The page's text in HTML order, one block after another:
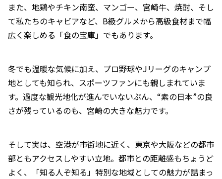
また、地鶏やチキン南蛮、マンゴー、宮崎牛、焼酎、そし
て私たちのキャビアなど、B級グルメから高級食材まで幅
広く楽しめる「食の宝庫」でもあります。
冬でも温暖な気候に加え、プロ野球やJリーグのキャンプ
地としても知られ、スポーツファンにも親しまれていま
す。過度な観光地化が進んでいないぶん、“素の日本”の良
さが残っているのも、宮崎の大きな魅力です。
そして実は、空港が市街地に近く、東京や大阪などの都市
部ともアクセスしやすい立地。都市との距離感もちょうど
よく、「知る人ぞ知る」特別な地域としての魅力が詰まっ